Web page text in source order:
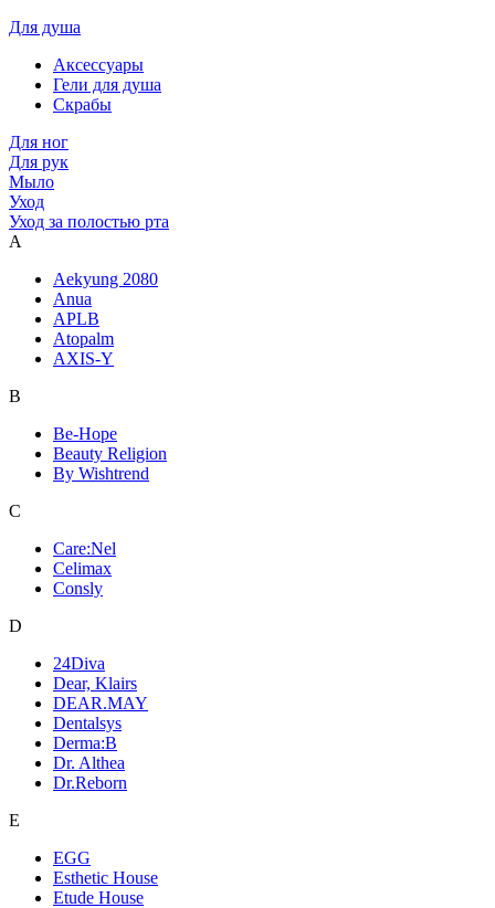
Для душа
Аксессуары
Гели для душа
Скрабы
Для ног
Для рук
Мыло
Уход
Уход за полостью рта
A
Aekyung 2080
Anua
APLB
Atopalm
AXIS-Y
B
Be-Hope
Beauty Religion
By Wishtrend
C
Care:Nel
Celimax
Consly
D
24Diva
Dear, Klairs
DEAR.MAY
Dentalsys
Derma:B
Dr. Althea
Dr.Reborn
E
EGG
Esthetic House
Etude House